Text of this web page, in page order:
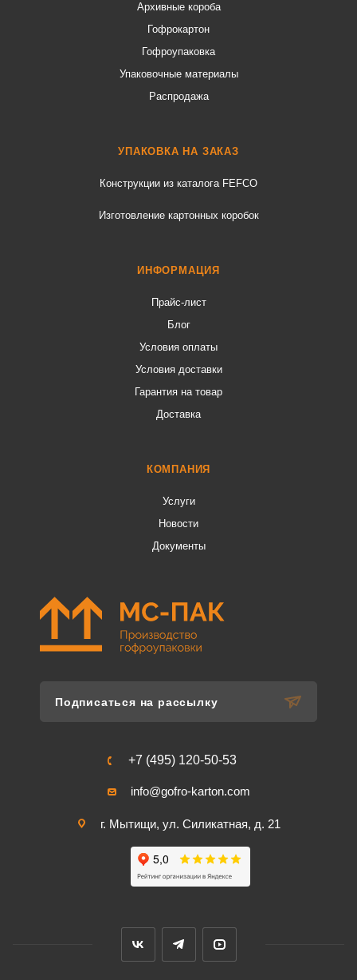
Архивные короба
Гофрокартон
Гофроупаковка
Упаковочные материалы
Распродажа
УПАКОВКА НА ЗАКАЗ
Конструкции из каталога FEFCO
Изготовление картонных коробок
ИНФОРМАЦИЯ
Прайс-лист
Блог
Условия оплаты
Условия доставки
Гарантия на товар
Доставка
КОМПАНИЯ
Услуги
Новости
Документы
Подписаться на рассылку
+7 (495) 120-50-53
info@gofro-karton.com
г. Мытищи, ул. Силикатная, д. 21